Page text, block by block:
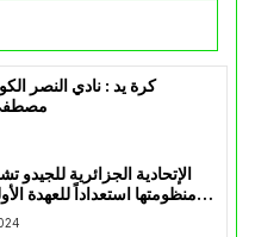
كرة يد : نادي النصر
الإتحادية الجزائرية للجيدو